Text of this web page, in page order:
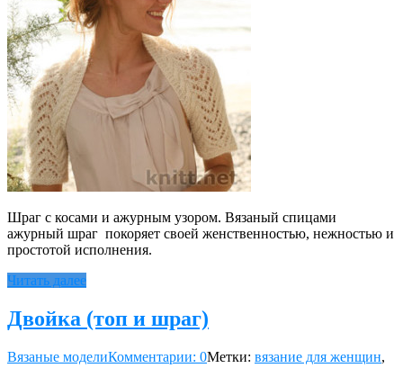
Шраг с косами и ажурным узором. Вязаный спицами
ажурный шраг покоряет своей женственностью, нежностью и
простотой исполнения.
Читать далее
Двойка (топ и шраг)
Вязаные моделиКомментарии: 0Метки: вязание для женщин,